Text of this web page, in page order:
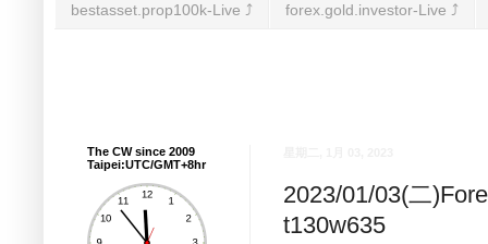
bestasset.prop100k-Live ⤴︎ forex.gold.investor-Live ⤴︎
2023/01/03(二
t130w635
The CW since 2009
Taipei:UTC/GMT+8hr